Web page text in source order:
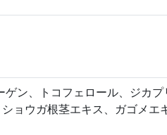
ン、トコフェロール、ジカ
ョウガ根茎エキス、ガゴメ